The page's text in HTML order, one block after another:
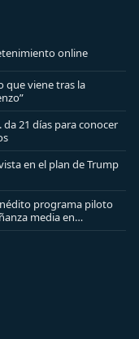
online
que viene tras la
da 21 días para conocer
en el plan de Trump
programa piloto
media en